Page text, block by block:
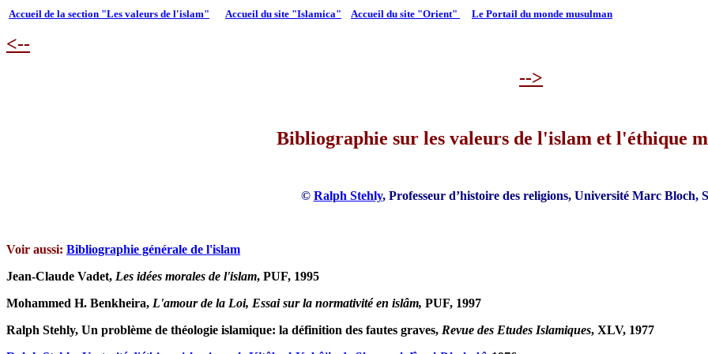
Accueil de la section "Les valeurs de l'islam" Accueil du site "Islamica" Accueil du site "Orient" Le Portail du monde musulman
<--
-->
Bibliographie sur les valeurs de l'islam et l'éthique
© Ralph Stehly, Professeur d’histoire des religions, Université Marc Bloch,
Voir aussi: Bibliographie générale de l'islam
Jean-Claude Vadet, Les idées morales de l'islam, PUF, 1995
Mohammed H. Benkheira, L'amour de la Loi, Essai sur la normativité en islâm, PUF, 1997
Ralph Stehly, Un problème de théologie islamique: la définition des fautes graves, Revue des Etudes Islamiques, XLV, 1977